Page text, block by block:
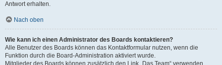
Antwort erhalten.
Nach oben
Wie kann ich einen Administrator des Boards kontaktieren?
Alle Benutzer des Boards können das Kontaktformular nutzen, wenn die
Funktion durch die Board-Administration aktiviert wurde.
Mitglieder des Boards können zusätzlich den Link „Das Team“ verwenden.